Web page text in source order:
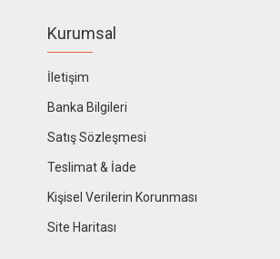
Kurumsal
İletişim
Banka Bilgileri
Satış Sözleşmesi
Teslimat & İade
Kişisel Verilerin Korunması
Site Haritası